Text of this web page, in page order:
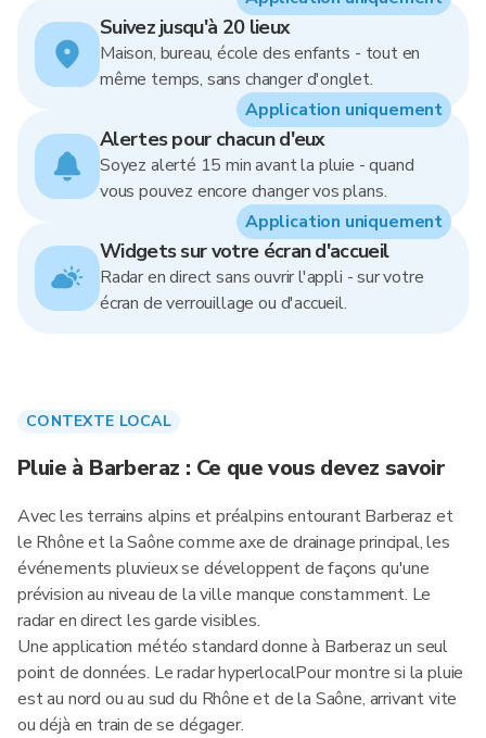
Suivez jusqu'à 20 lieux
Maison, bureau, école des enfants - tout en
même temps, sans changer d'onglet.
Alertes pour chacun d'eux
Soyez alerté 15 min avant la pluie - quand
vous pouvez encore changer vos plans.
Application uniquement
Widgets sur votre écran d'accueil
Radar en direct sans ouvrir l'appli - sur votre
écran de verrouillage ou d'accueil.
Application uniquement
CONTEXTE LOCAL
Pluie à Barberaz : Ce que vous devez savoir
Avec les terrains alpins et préalpins entourant Barberaz et
le Rhône et la Saône comme axe de drainage principal, les
événements pluvieux se développent de façons qu'une
prévision au niveau de la ville manque constamment. Le
radar en direct les garde visibles.
Une application météo standard donne à Barberaz un seul
point de données. Le radar hyperlocalPour montre si la pluie
est au nord ou au sud du Rhône et de la Saône, arrivant vite
ou déjà en train de se dégager.